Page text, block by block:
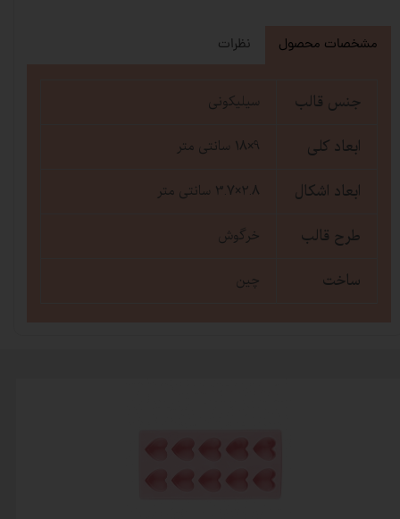
مشخصات محصول نظرات
جنس قالب سیلیکونی
ابعاد کلی 9×18 سانتی متر
ابعاد اشکال 2.8×3.7 سانتی متر
طرح قالب خرگوش
ساخت چین